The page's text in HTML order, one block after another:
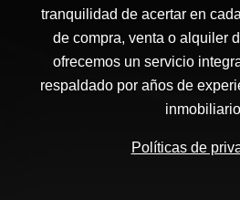
tranquilidad de acertar en
de compra, venta o alquiler
ofrecemos un servicio
respaldado por años de
Políticas de